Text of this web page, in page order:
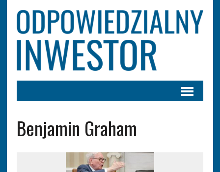
Benjamin Graham